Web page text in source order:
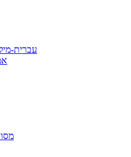
עברית-